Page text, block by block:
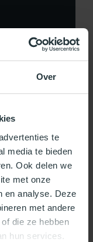
Over
te
media te bieden
Ook delen we
met onze
en analyse. Deze
met andere
die ze hebben
hun services.